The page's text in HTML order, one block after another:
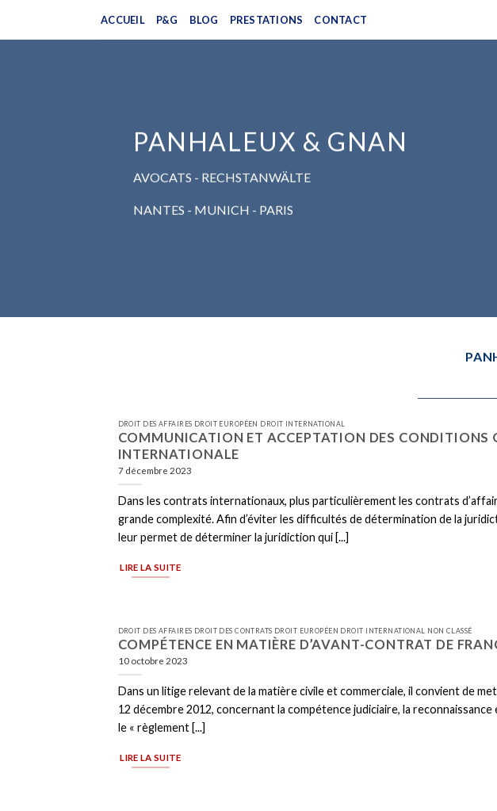
ACCUEIL P&G BLOG PRESTATIONS CONTACT
PANHALEUX & GNAN
AVOCATS - RECHSTANWÄLTE
NANTES - MUNICH - PARIS
DROIT DES AFFAIRES DROIT EUROPÉEN DROIT INTERNATIONAL
COMMUNICATION ET ACCEPTATION DES CONDITIONS
INTERNATIONALE
7 décembre 2023
Dans les contrats internationaux, plus particulièrement les contrats
grande complexité. Afin d’éviter les difficultés de détermination de la
leur permet de déterminer la juridiction qui [...]
LIRE LA SUITE
DROIT DES AFFAIRES DROIT DES CONTRATS DROIT EUROPÉEN DROIT INTERNATIONAL NON CLASSÉ
COMPÉTENCE EN MATIÈRE D’AVANT-CONTRAT DE
10 octobre 2023
Dans un litige relevant de la matière civile et commerciale, il convient de
12 décembre 2012, concernant la compétence judiciaire, la
le « règlement [...]
LIRE LA SUITE